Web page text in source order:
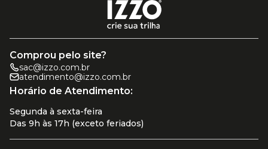
Comprou pelo site?
sac@izzo.com.br
atendimento@izzo.com.br
Horário de Atendimento:
Segunda à sexta-feira
Das 9h às 17h (exceto feriados)